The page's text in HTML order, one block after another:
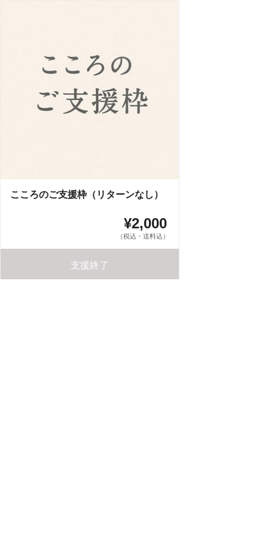
こころのご支援枠（リターンなし）
¥2,000
（税込・送料込）
支援終了